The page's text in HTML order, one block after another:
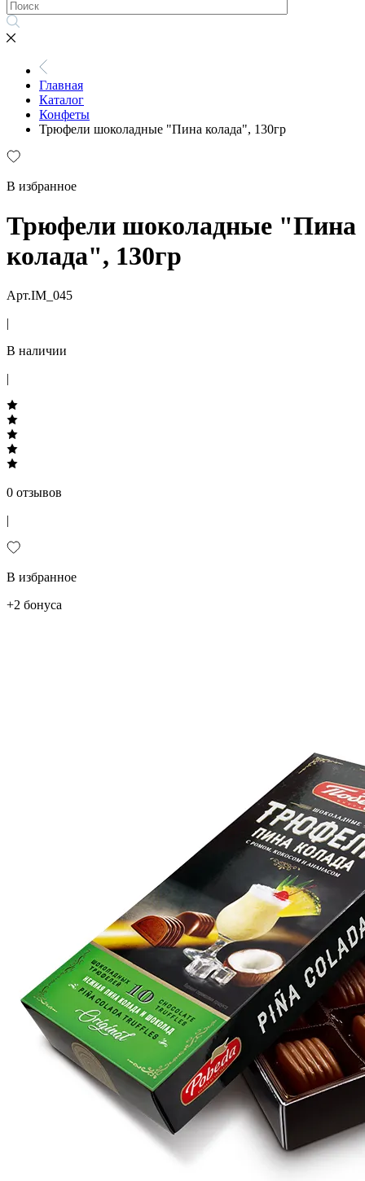
Главная
Каталог
Конфеты
Трюфели шоколадные "Пина колада", 130гр
В избранное
Трюфели шоколадные "Пина
колада", 130гр
Арт.IM_045
|
В наличии
|
0 отзывов
|
В избранное
+2 бонуса